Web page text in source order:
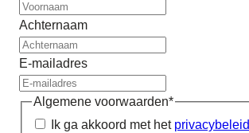
Achternaam
E-mailadres
Algemene voorwaarden*
Ik ga akkoord met het privacybeleid